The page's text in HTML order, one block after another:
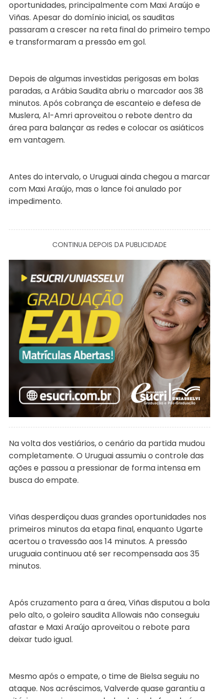
oportunidades, principalmente com Maxi Araújo e
Viñas. Apesar do domínio inicial, os sauditas
passaram a crescer na reta final do primeiro tempo
e transformaram a pressão em gol.
Depois de algumas investidas perigosas em bolas
paradas, a Arábia Saudita abriu o marcador aos 38
minutos. Após cobrança de escanteio e defesa de
Muslera, Al-Amri aproveitou o rebote dentro da
área para balançar as redes e colocar os asiáticos
em vantagem.
Antes do intervalo, o Uruguai ainda chegou a marcar
com Maxi Araújo, mas o lance foi anulado por
impedimento.
CONTINUA DEPOIS DA PUBLICIDADE
Na volta dos vestiários, o cenário da partida mudou
completamente. O Uruguai assumiu o controle das
ações e passou a pressionar de forma intensa em
busca do empate.
Viñas desperdiçou duas grandes oportunidades nos
primeiros minutos da etapa final, enquanto Ugarte
acertou o travessão aos 14 minutos. A pressão
uruguaia continuou até ser recompensada aos 35
minutos.
Após cruzamento para a área, Viñas disputou a bola
pelo alto, o goleiro saudita Allowais não conseguiu
afastar e Maxi Araújo aproveitou o rebote para
deixar tudo igual.
Mesmo após o empate, o time de Bielsa seguiu no
ataque. Nos acréscimos, Valverde quase garantiu a